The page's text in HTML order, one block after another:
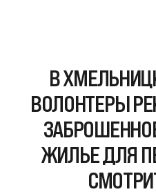
В
ВОЛОНТЕРЫ
ЖИЛЬЕ ДЛЯ